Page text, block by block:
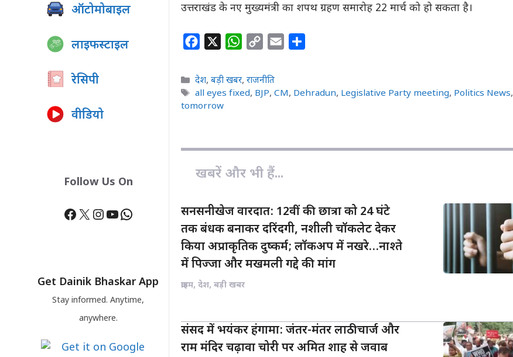
उत्तराखंड के नए मुख्यमंत्री का शपथ ग्रहण समारोह 22 मार्च को हो सकता है।
e
b
W
t
p
y
i
r
Categories
देश,बड़ी खबर,राजनीति
Tags
all eyes fixed, BJP,CM, Dehradun, Legislative Party meeting, Politics News,
tomorrow
खबरें और भी हैं...
सनसनीखेज वारदात: 12वीं की छात्रा को 24 घंटे
तक बंधक बनाकर दरिंदगी, नशीली चॉकलेट देकर
किया अप्राकृतिक दुष्कर्म; लॉकअप में नखरे…नाश्ते
में पिज्जा और मखमली गद्दे की मांग
क्राइम, देश, बड़ी खबर
संसद में भयंकर हंगामा: जंतर-मंतर लाठीचार्ज और
राम मंदिर चढ़ावा चोरी पर अमित शाह से जवाब
ऑटोमोबाइल
लाइफस्टाइल
रेसिपी
वीडियो
Follow Us On
Facebook
X Instagram
YouTube
WhatsApp
Get Dainik Bhaskar App
Stay informed. Anytime,
anywhere.